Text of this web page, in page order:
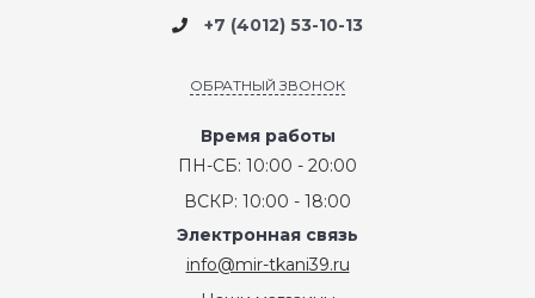
+7 (4012) 53-10-13
ОБРАТНЫЙ ЗВОНОК
Время работы
ПН-СБ: 10:00 - 20:00
ВСКР: 10:00 - 18:00
Электронная связь
info@mir-tkani39.ru